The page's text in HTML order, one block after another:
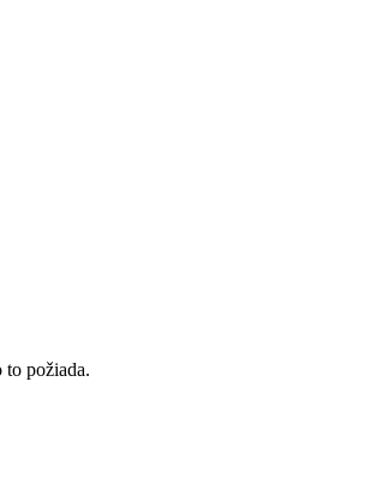
požiada.